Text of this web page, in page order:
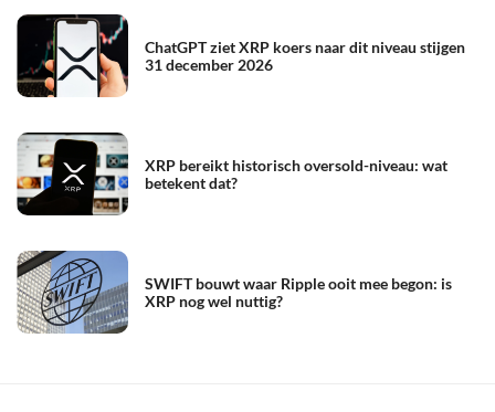
ChatGPT ziet XRP koers naar dit niveau stijgen
31 december 2026
XRP bereikt historisch oversold-niveau: wat
betekent dat?
SWIFT bouwt waar Ripple ooit mee begon: is
XRP nog wel nuttig?